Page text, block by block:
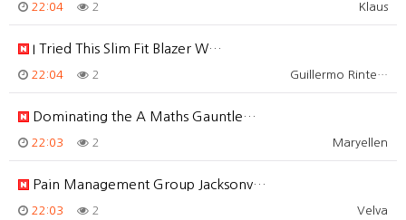
Klaus
22:04 2
I Tried This Slim Fit Blazer W…
Guillermo Rinte…
22:04 2
Dominating the A Maths Gauntle…
Maryellen
22:03 2
Pain Management Group Jacksonv…
Velva
22:03 2